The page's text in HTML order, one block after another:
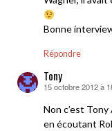
Bonne
Répondre
Tony
dit :
15 octobre 2012 à
Non c’est
en écoutant